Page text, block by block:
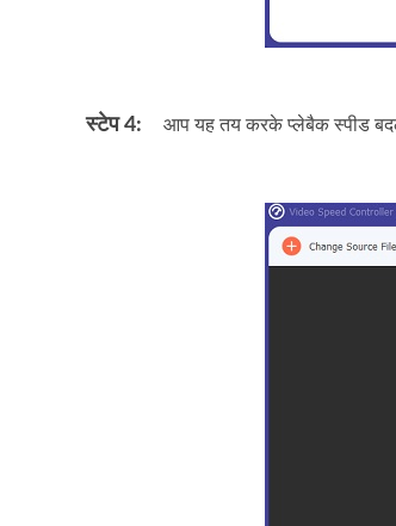
स्टेप 4: आप यह तय करके प्लेबैक स्पीड बदल